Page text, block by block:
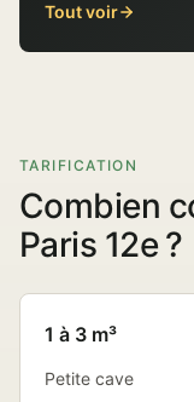
Tout voir
TARIFICATION
Combien
Paris 12e ?
1 à 3 m³
Petite cave